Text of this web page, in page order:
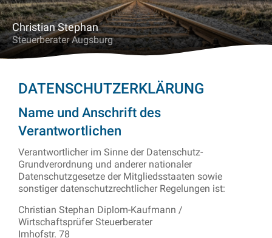
Christian Stephan
Steuerberater Augsburg
DATENSCHUTZERKLÄRUNG
Name und Anschrift des
Verantwortlichen
Verantwortlicher im Sinne der Datenschutz-
Grundverordnung und anderer nationaler
Datenschutzgesetze der Mitgliedsstaaten sowie
sonstiger datenschutzrechtlicher Regelungen ist:
Christian Stephan Diplom-Kaufmann /
Wirtschaftsprüfer Steuerberater
Imhofstr. 78